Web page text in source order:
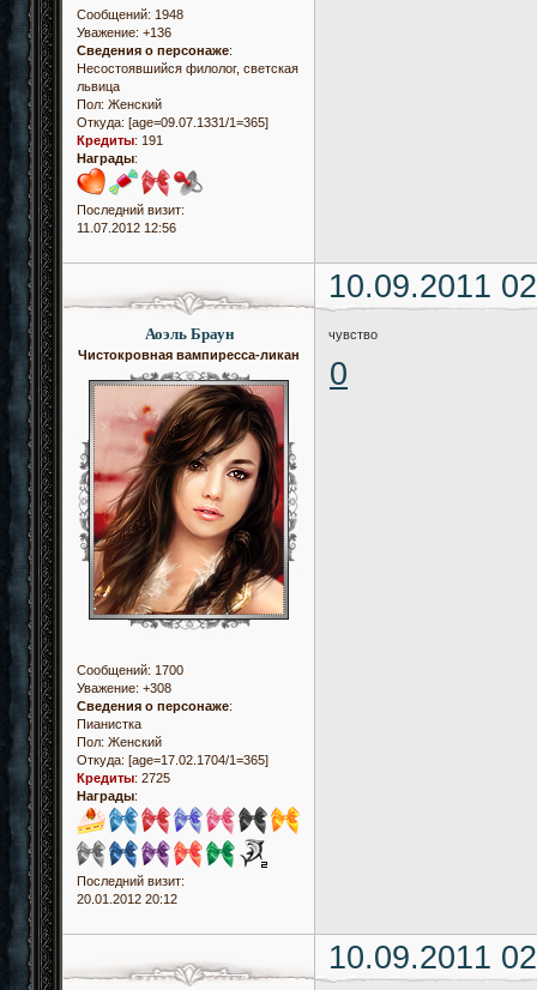
Сообщений: 1948
Уважение: +136
Сведения о персонаже:
Несостоявшийся филолог, светская
львица
Пол: Женский
Откуда: [age=09.07.1331/1=365]
Кредиты: 191
Награды:
Последний визит:
11.07.2012 12:56
10.09.2011
Аоэль Браун
Чистокровная вампиресса-ликан
Сообщений: 1700
Уважение: +308
Сведения о персонаже:
Пианистка
Пол: Женский
Откуда: [age=17.02.1704/1=365]
Кредиты: 2725
Награды:
Последний визит:
20.01.2012 20:12
чувство
0
10.09.2011